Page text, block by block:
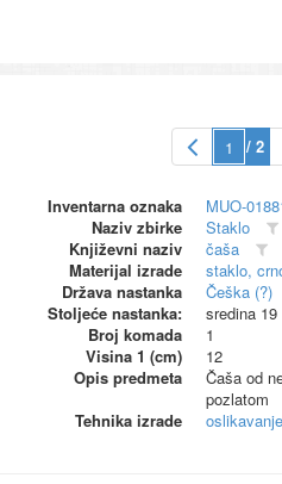
/ 2
Inventarna oznaka
MUO-
Naziv zbirke
Staklo
Književni naziv
čaša
Materijal izrade
staklo,
Država nastanka
Češka (?)
Stoljeće nastanka:
sredina 19
Broj komada
1
Visina 1 (cm)
12
Opis predmeta
Čaša od
pozlatom
Tehnika izrade
oslikavanje